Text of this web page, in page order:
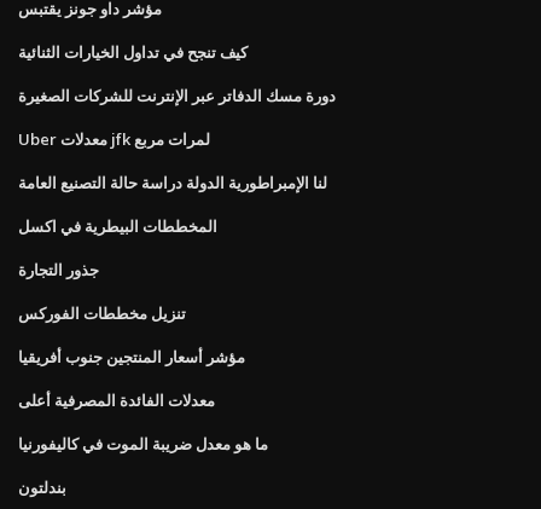
مؤشر داو جونز يقتبس
كيف تنجح في تداول الخيارات الثنائية
دورة مسك الدفاتر عبر الإنترنت للشركات الصغيرة
Uber معدلات jfk لمرات مربع
لنا الإمبراطورية الدولة دراسة حالة التصنيع العامة
المخططات البيطرية في اكسل
جذور التجارة
تنزيل مخططات الفوركس
مؤشر أسعار المنتجين جنوب أفريقيا
معدلات الفائدة المصرفية أعلى
ما هو معدل ضريبة الموت في كاليفورنيا
بندلتون